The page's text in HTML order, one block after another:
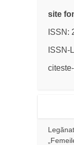
site
ISSN:
ISSN-